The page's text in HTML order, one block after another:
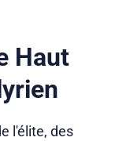
Haut
l'élite, des